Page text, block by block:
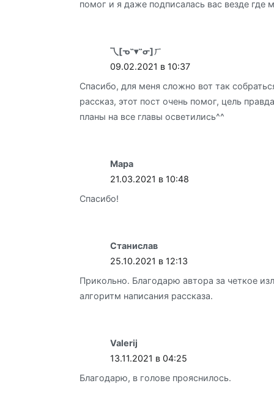
помог и я даже подписалась вас везде где
乁[ᓀ˵▾˵ᓂ]ㄏ
09.02.2021 в 10:37
Спасибо, для меня сложно вот так
рассказ, этот пост очень помог, цель
планы на все главы осветились^^
Мара
21.03.2021 в 10:48
Спасибо!
Станислав
25.10.2021 в 12:13
Прикольно. Благодарю автора за четкое
алгоритм написания рассказа.
Valerij
13.11.2021 в 04:25
Благодарю, в голове прояснилось.